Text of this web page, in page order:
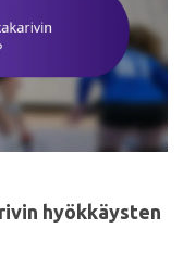
hyökkäysten